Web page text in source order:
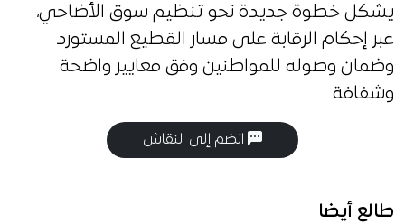
يشكل خطوة جديدة نحو تنظيم سوق الأضاحي،
عبر إحكام الرقابة على مسار القطيع المستورد
وضمان وصوله للمواطنين وفق معايير واضحة
وشفافة.
انضم إلى النقاش
طالع أيضا